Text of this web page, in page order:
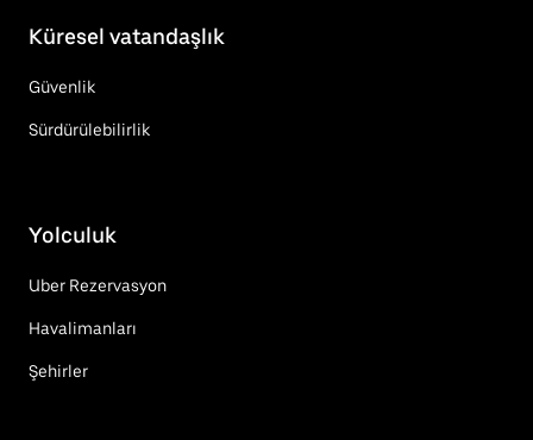
Küresel vatandaşlık
Güvenlik
Sürdürülebilirlik
Yolculuk
Uber Rezervasyon
Havalimanları
Şehirler